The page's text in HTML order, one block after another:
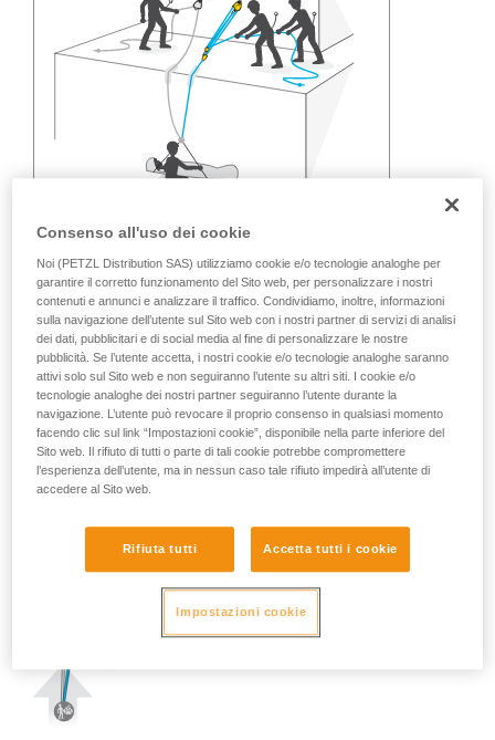
Consenso all'uso dei cookie
Noi (PETZL Distribution SAS) utilizziamo cookie e/o tecnologie analoghe per
garantire il corretto funzionamento del Sito web, per personalizzare i nostri
contenuti e annunci e analizzare il traffico. Condividiamo, inoltre, informazioni
sulla navigazione dell’utente sul Sito web con i nostri partner di servizi di analisi
dei dati, pubblicitari e di social media al fine di personalizzare le nostre
pubblicità. Se l’utente accetta, i nostri cookie e/o tecnologie analoghe saranno
attivi solo sul Sito web e non seguiranno l’utente su altri siti. I cookie e/o
tecnologie analoghe dei nostri partner seguiranno l’utente durante la
navigazione. L’utente può revocare il proprio consenso in qualsiasi momento
facendo clic sul link “Impostazioni cookie”, disponibile nella parte inferiore del
Sito web. Il rifiuto di tutti o parte di tali cookie potrebbe compromettere
l’esperienza dell’utente, ma in nessun caso tale rifiuto impedirà all’utente di
accedere al Sito web.
Rifiuta tutti Accetta tutti i cookie
Impostazioni cookie